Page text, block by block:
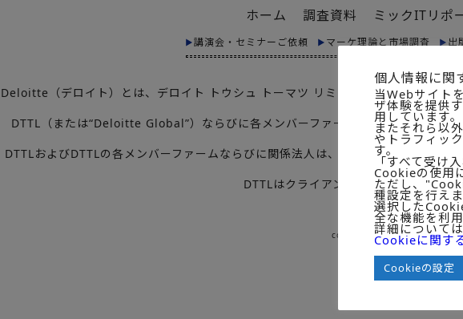
個人情報に関
当Webサイト
ザ体験を提供
用しています。
またそれら以
やトラフィッ
す。
「すべて受け
Cookieの使用
ただし、
種設定を行えま
選択した
全な機能を利
詳細については
Cookieに関す
Cookieの設定
ホーム 調査資料 ミックITリポ
講演会・セミナーご依頼 マーケ理論と市場調査 出
©
Deloitte（デロイト）とは、デロイト トウシュ トーマツ リミテッド（“DTTL”）、
ーク”
DTTL（または“Deloitte Global”）ならびに各メンバーファームおよび関係法人は
DTTLおよびDTTLの各メンバーファームならびに関係法人は、自らの作為および不
DTTLはクライアントへのサービス提供
copyright (c)2026 Deloitte